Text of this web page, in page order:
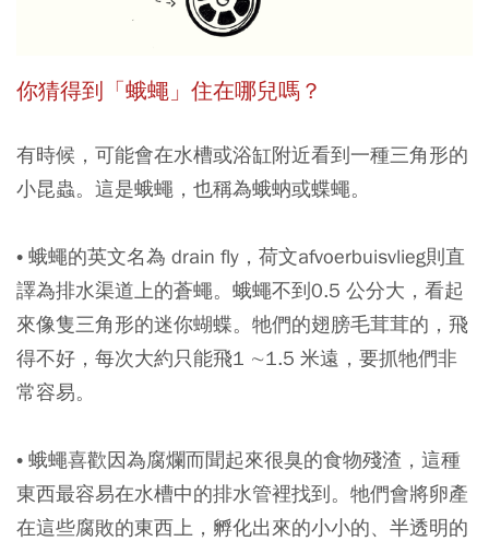
你猜得到「蛾蠅」住在哪兒嗎？
有時候，可能會在水槽或浴缸附近看到一種三角形的
小昆蟲。這是蛾蠅，也稱為蛾蚋或蝶蠅。
• 蛾蠅的英文名為 drain fly，荷文afvoerbuisvlieg則直
譯為排水渠道上的蒼蠅。蛾蠅不到0.5 公分大，看起
來像隻三角形的迷你蝴蝶。牠們的翅膀毛茸茸的，飛
得不好，每次大約只能飛1 ∼1.5 米遠，要抓牠們非
常容易。
• 蛾蠅喜歡因為腐爛而聞起來很臭的食物殘渣，這種
東西最容易在水槽中的排水管裡找到。牠們會將卵產
在這些腐敗的東西上，孵化出來的小小的、半透明的